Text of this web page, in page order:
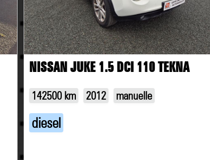
NISSAN JUKE 1.5 DCI 110 TEKNA
142500 km 2012 manuelle
diesel